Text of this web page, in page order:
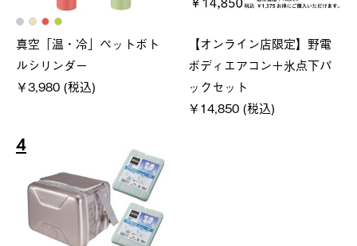
真空「温・冷」ペットボト
ルシリンダー
￥3,980 (税込)
【オンライン店限定】野電
ボディエアコン＋氷点下パ
ックセット
￥14,850 (税込)
4